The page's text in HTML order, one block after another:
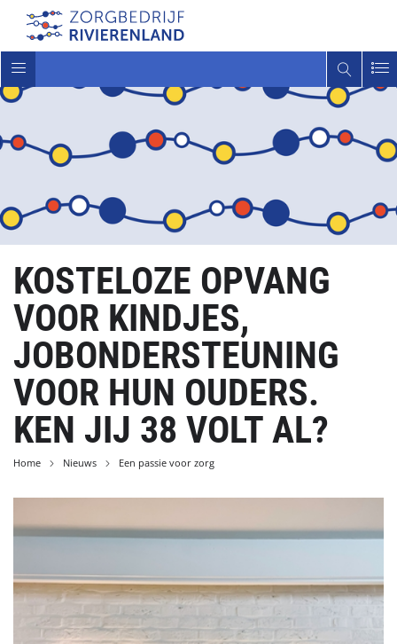
Toggle
navigatie
KOSTELOZE OPVANG
VOOR KINDJES,
JOBONDERSTEUNING
VOOR HUN OUDERS.
KEN JIJ 38 VOLT AL?
Home Nieuws Een passie voor zorg